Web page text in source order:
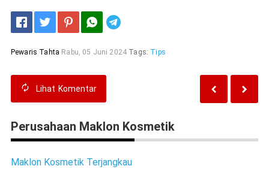
Pewaris Tahta Rabu, 05 Juni 2024 Tags: Tips
Lihat Komentar
Perusahaan Maklon Kosmetik
Maklon Kosmetik Terjangkau